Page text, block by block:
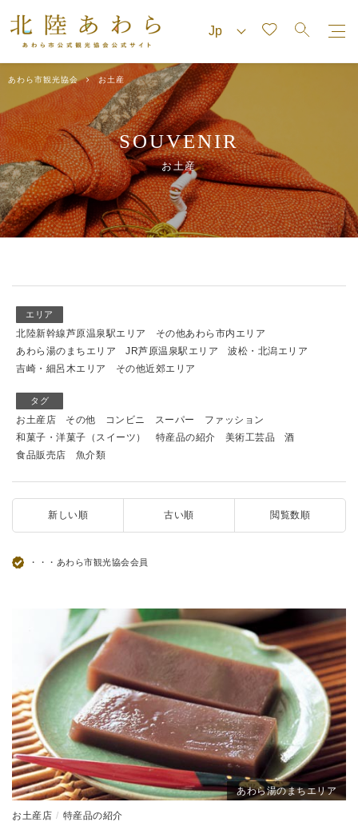
あわら市観光協会 お土産
SOUVENIR
お土産
エリア
北陸新幹線芦原温泉駅エリア
その他あわら市内エリア
あわら湯のまちエリア
JR芦原温泉駅エリア
波松・北潟エリア
吉崎・細呂木エリア
その他近郊エリア
タグ
お土産店 その他 コンビニ スーパー
ファッション
和菓子・洋菓子（スイーツ）
特産品の紹介 美術工芸品
酒
食品販売店
魚介類
新しい順 古い順 閲覧数順
・・・あわら市観光協会会員
あわら湯のまちエリア
お土産店 特産品の紹介